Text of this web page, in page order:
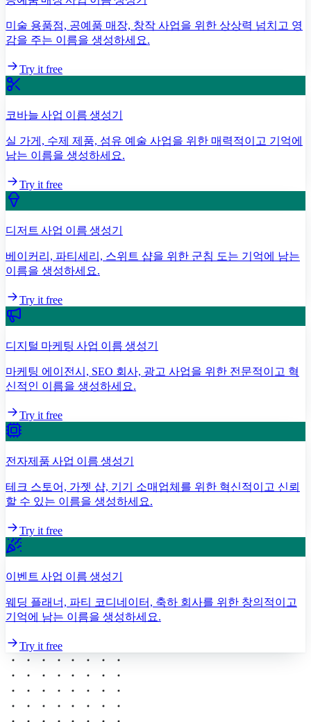
미술 용품점, 공예품 매장, 창작 사업을 위한 상상력 넘치고 영
감을 주는 이름을 생성하세요.
Try it free
코바늘 사업 이름 생성기
실 가게, 수제 제품, 섬유 예술 사업을 위한 매력적이고 기억에
남는 이름을 생성하세요.
Try it free
디저트 사업 이름 생성기
베이커리, 파티세리, 스위트 샵을 위한 군침 도는 기억에 남는
이름을 생성하세요.
Try it free
디지털 마케팅 사업 이름 생성기
마케팅 에이전시, SEO 회사, 광고 사업을 위한 전문적이고 혁
신적인 이름을 생성하세요.
Try it free
전자제품 사업 이름 생성기
테크 스토어, 가젯 샵, 기기 소매업체를 위한 혁신적이고 신뢰
할 수 있는 이름을 생성하세요.
Try it free
이벤트 사업 이름 생성기
웨딩 플래너, 파티 코디네이터, 축하 회사를 위한 창의적이고
기억에 남는 이름을 생성하세요.
Try it free